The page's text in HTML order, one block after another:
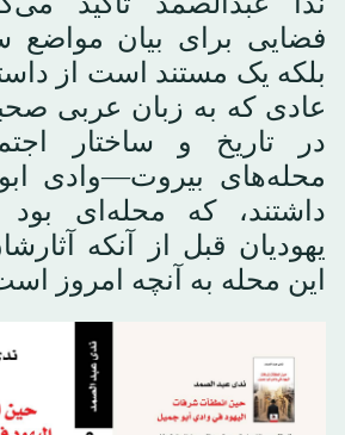
فضایی برای بیان مواضع
بلکه یک مستند است از
عادی که به زبان عربی
در تاریخ و ساختار
محله‌های بیروت—وادی
داشتند، که محله‌ای
یهودیان قبل از آنکه
این محله به آنچه امروز